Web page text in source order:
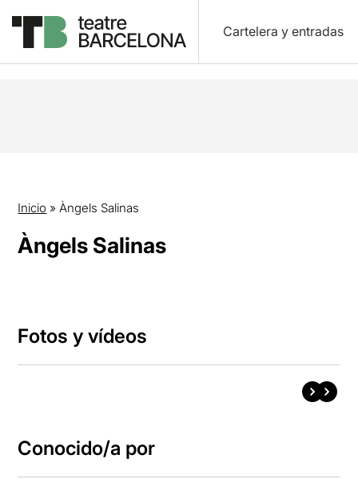
Cartelera y entradas
Inicio »Àngels Salinas
Àngels Salinas
Fotos y vídeos
Conocido/a por